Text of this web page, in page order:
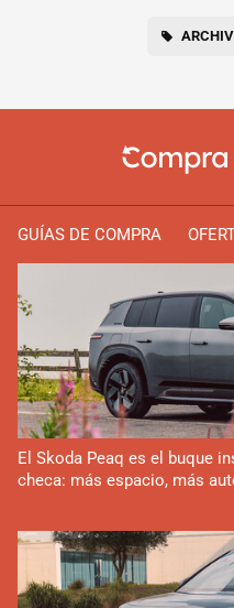
GUÍAS DE COMPRA
El Skoda Peaq es el buque
checa: más espacio, más